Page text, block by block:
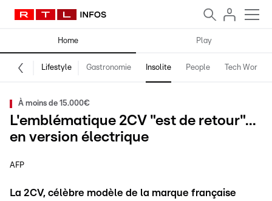
Home Play
Lifestyle Gastronomie Insolite People Tech World
À moins de 15.000€
L'emblématique 2CV "est de retour"...
en version électrique
AFP
La 2CV, célèbre modèle de la marque française